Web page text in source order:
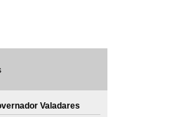
Camisetas
Valadares